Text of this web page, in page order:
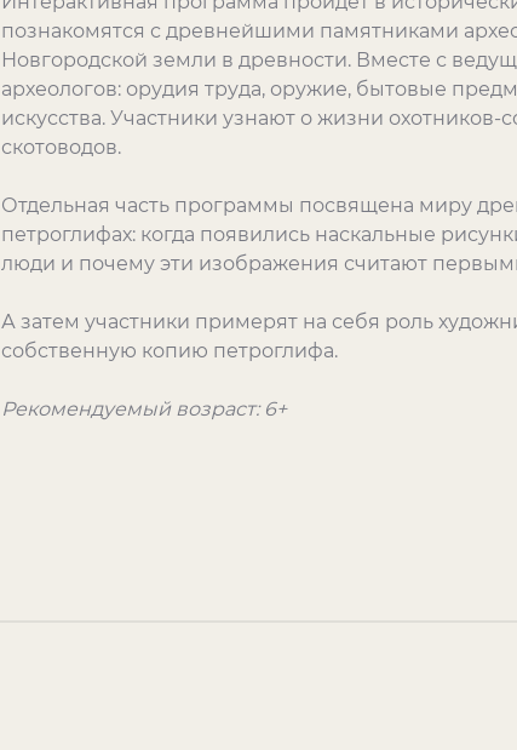
познакомятся с древнейшими памятниками
Новгородской земли в древности. Вместе с
археологов: орудия труда, оружие, бытовые
искусства. Участники узнают о жизни
скотоводов.
Отдельная часть программы посвящена миру
петроглифах: когда появились наскальные
люди и почему эти изображения считают
А затем участники примерят на себя роль
собственную копию петроглифа.
Рекомендуемый возраст: 6+